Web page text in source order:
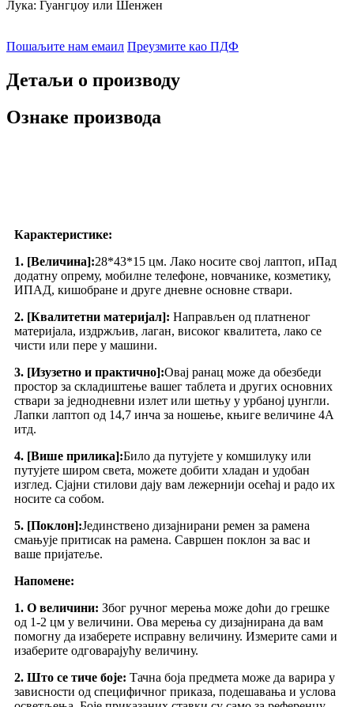
Лука: Гуангџоу или Шенжен
Пошаљите нам емаил Преузмите као ПДФ
Детаљи о производу
Ознаке производа
Карактеристике:
1. [Величина]:28*43*15 цм. Лако носите свој лаптоп, иПад
додатну опрему, мобилне телефоне, новчанике, козметику,
ИПАД, кишобране и друге дневне основне ствари.
2. [Квалитетни материјал]: Направљен од платненог
материјала, издржљив, лаган, високог квалитета, лако се
чисти или пере у машини.
3. [Изузетно и практично]:Овај ранац може да обезбеди
простор за складиштење вашег таблета и других основних
ствари за једнодневни излет или шетњу у урбаној џунгли.
Лапки лаптоп од 14,7 инча за ношење, књиге величине 4А
итд.
4. [Више прилика]:Било да путујете у комшилуку или
путујете широм света, можете добити хладан и удобан
изглед. Сјајни стилови дају вам лежернији осећај и радо их
носите са собом.
5. [Поклон]:Јединствено дизајнирани ремен за рамена
смањује притисак на рамена. Савршен поклон за вас и
ваше пријатеље.
Напомене:
1. О величини: Због ручног мерења може доћи до грешке
од 1-2 цм у величини. Ова мерења су дизајнирана да вам
помогну да изаберете исправну величину. Измерите сами и
изаберите одговарајућу величину.
2. Што се тиче боје: Тачна боја предмета може да варира у
зависности од специфичног приказа, подешавања и услова